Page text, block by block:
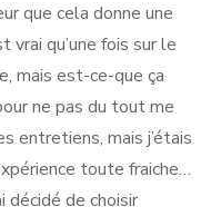
que cela donne une
qu’une fois sur le
mais est-ce-que ça
ne pas du tout me
entretiens, mais j’étais
toute fraiche…
décidé de choisir